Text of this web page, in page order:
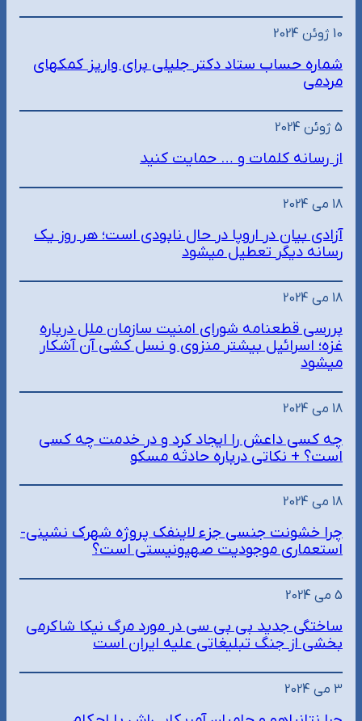
10 ژوئن 2024
شماره حساب ستاد دکتر جلیلی برای واریز کمکهای
مردمی
5 ژوئن 2024
از رسانه کلمات و … حمایت کنید
18 می 2024
آزادی بیان در اروپا در حال نابودی است؛ هر روز یک
رسانه دیگر تعطیل میشود
18 می 2024
بررسی قطعنامه شورای امنیت سازمان ملل درباره
غزه؛ اسرائیل بیشتر منزوی و نسل کشی آن آشکار
میشود
18 می 2024
چه کسی داعش را ایجاد کرد و در خدمت چه کسی
است؟ + نکاتی درباره حادثه مسکو
18 می 2024
چرا خشونت جنسی جزء لاینفک پروژه شهرک نشینی-
استعماری موجودیت صهیونیستی است؟
5 می 2024
ساختگی جدید بی بی سی در مورد مرگ نیکا شاکرمی
بخشی از جنگ تبلیغاتی علیه ایران است
3 می 2024